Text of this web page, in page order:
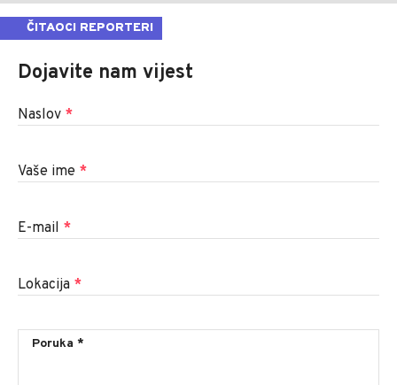
ČITAOCI REPORTERI
Dojavite nam vijest
Naslov *
Vaše ime *
E-mail *
Lokacija *